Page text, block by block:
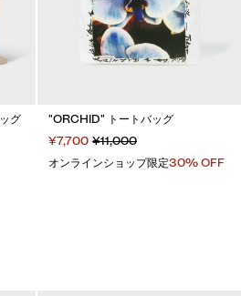
グ
"ORCHID" トートバッグ
¥7,700 ¥11,000
オンラインショップ限定30% OFF